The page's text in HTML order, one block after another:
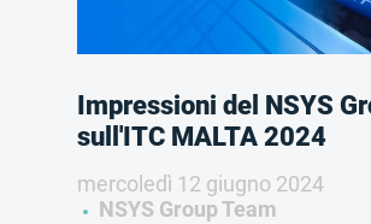
Impressioni del NSYS
sull'ITC MALTA 2024
mercoledì 12 giugno 2024
NSYS Group Team